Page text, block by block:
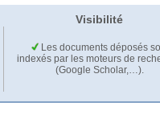
Visibilité
Les documents déposés
indexés par les moteurs de
(Google Scholar,…).